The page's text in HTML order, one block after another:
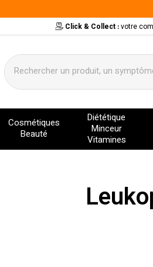
Click & Collect :votre
service
Cosmétiques
Beauté
Diététique
Minceur
Vitamines